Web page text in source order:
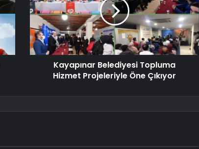
Kayapınar Belediyesi Topluma
Hizmet Projeleriyle Öne Çıkıyor